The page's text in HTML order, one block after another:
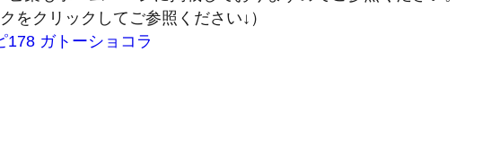
をクリックしてご参照ください↓）
178 ガトーショコラ